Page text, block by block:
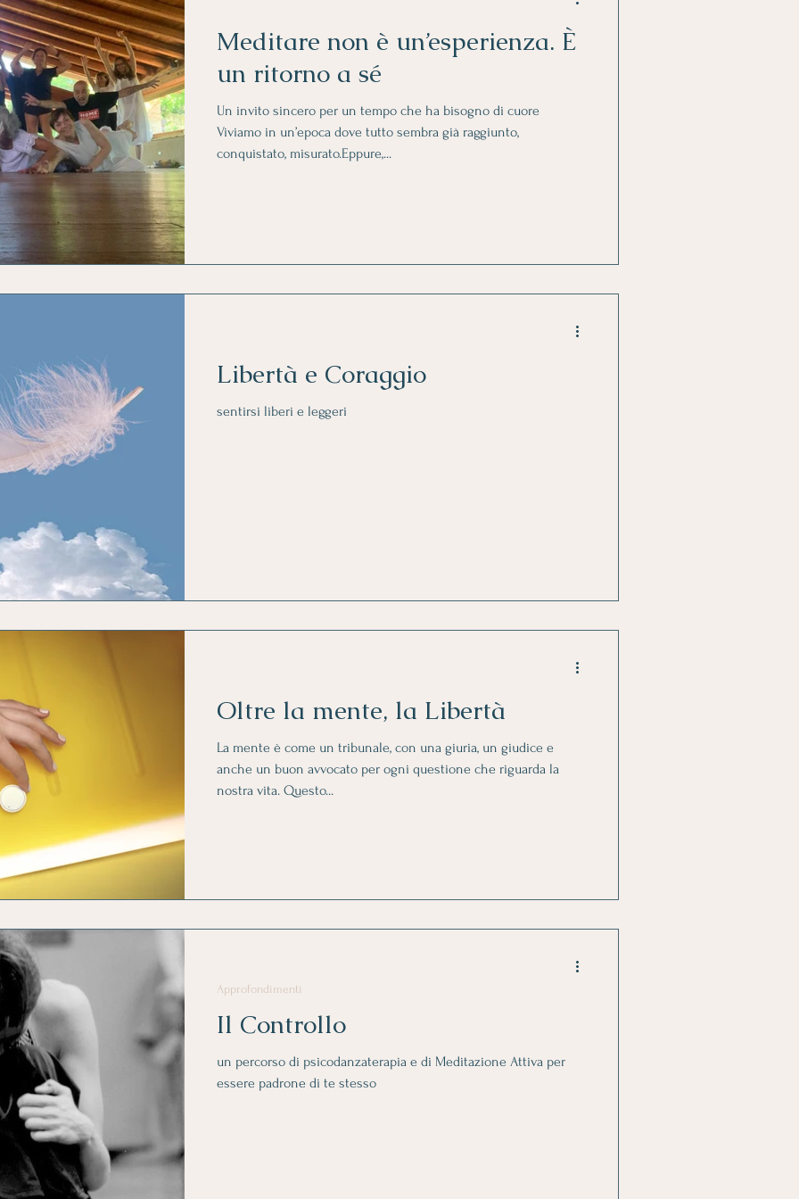
Meditare non è un’esperienza. È
un ritorno a sé
Un invito sincero per un tempo che ha bisogno di cuore
Viviamo in un’epoca dove tutto sembra già raggiunto,
conquistato, misurato.Eppure,...
Libertà e Coraggio
sentirsi liberi e leggeri
Oltre la mente, la Libertà
La mente è come un tribunale, con una giuria, un giudice e
anche un buon avvocato per ogni questione che riguarda la
nostra vita. Questo...
Il Controllo
un percorso di psicodanzaterapia e di Meditazione Attiva per
essere padrone di te stesso
Approfondimenti